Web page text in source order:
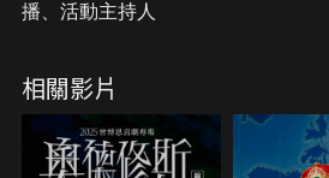
播、活動主持人
相關影片